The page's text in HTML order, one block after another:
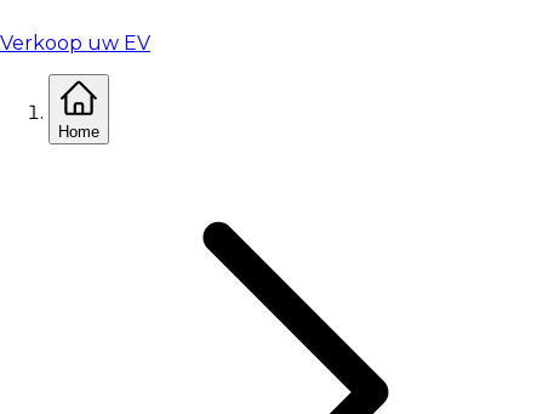
Verkoop uw EV
Home